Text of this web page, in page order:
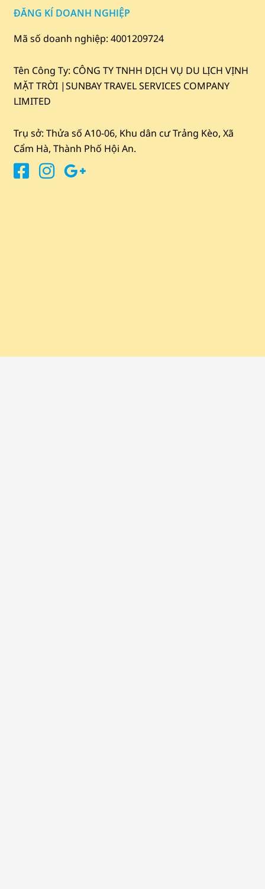
ĐĂNG KÍ DOANH NGHIỆP
Mã số doanh nghiệp: 4001209724
Tên Công Ty: CÔNG TY TNHH DỊCH VỤ DU LỊCH VỊNH
MẶT TRỜI |SUNBAY TRAVEL SERVICES COMPANY
LIMITED
Trụ sở: Thửa số A10-06, Khu dân cư Trảng Kèo, Xã
Cẩm Hà, Thành Phố Hội An.